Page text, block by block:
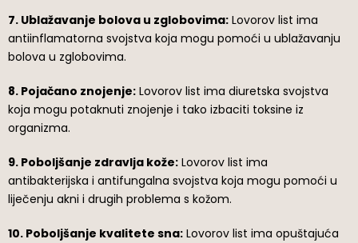
7. Ublažavanje bolova u zglobovima: Lovorov list ima
antiinflamatorna svojstva koja mogu pomoći u ublažavanju
bolova u zglobovima.
8. Pojačano znojenje: Lovorov list ima diuretska svojstva
koja mogu potaknuti znojenje i tako izbaciti toksine iz
organizma.
9. Poboljšanje zdravlja kože: Lovorov list ima
antibakterijska i antifungalna svojstva koja mogu pomoći u
liječenju akni i drugih problema s kožom.
10. Poboljšanje kvalitete sna: Lovorov list ima opuštajuća